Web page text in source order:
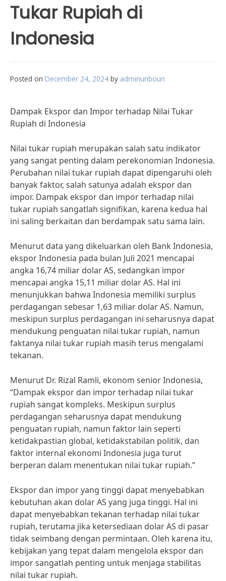
Tukar Rupiah di
Indonesia
Posted on December 24, 2024 by adminunboun
Dampak Ekspor dan Impor terhadap Nilai Tukar
Rupiah di Indonesia
Nilai tukar rupiah merupakan salah satu indikator
yang sangat penting dalam perekonomian Indonesia.
Perubahan nilai tukar rupiah dapat dipengaruhi oleh
banyak faktor, salah satunya adalah ekspor dan
impor. Dampak ekspor dan impor terhadap nilai
tukar rupiah sangatlah signifikan, karena kedua hal
ini saling berkaitan dan berdampak satu sama lain.
Menurut data yang dikeluarkan oleh Bank Indonesia,
ekspor Indonesia pada bulan Juli 2021 mencapai
angka 16,74 miliar dolar AS, sedangkan impor
mencapai angka 15,11 miliar dolar AS. Hal ini
menunjukkan bahwa Indonesia memiliki surplus
perdagangan sebesar 1,63 miliar dolar AS. Namun,
meskipun surplus perdagangan ini seharusnya dapat
mendukung penguatan nilai tukar rupiah, namun
faktanya nilai tukar rupiah masih terus mengalami
tekanan.
Menurut Dr. Rizal Ramli, ekonom senior Indonesia,
“Dampak ekspor dan impor terhadap nilai tukar
rupiah sangat kompleks. Meskipun surplus
perdagangan seharusnya dapat mendukung
penguatan rupiah, namun faktor lain seperti
ketidakpastian global, ketidakstabilan politik, dan
faktor internal ekonomi Indonesia juga turut
berperan dalam menentukan nilai tukar rupiah.”
Ekspor dan impor yang tinggi dapat menyebabkan
kebutuhan akan dolar AS yang juga tinggi. Hal ini
dapat menyebabkan tekanan terhadap nilai tukar
rupiah, terutama jika ketersediaan dolar AS di pasar
tidak seimbang dengan permintaan. Oleh karena itu,
kebijakan yang tepat dalam mengelola ekspor dan
impor sangatlah penting untuk menjaga stabilitas
nilai tukar rupiah.